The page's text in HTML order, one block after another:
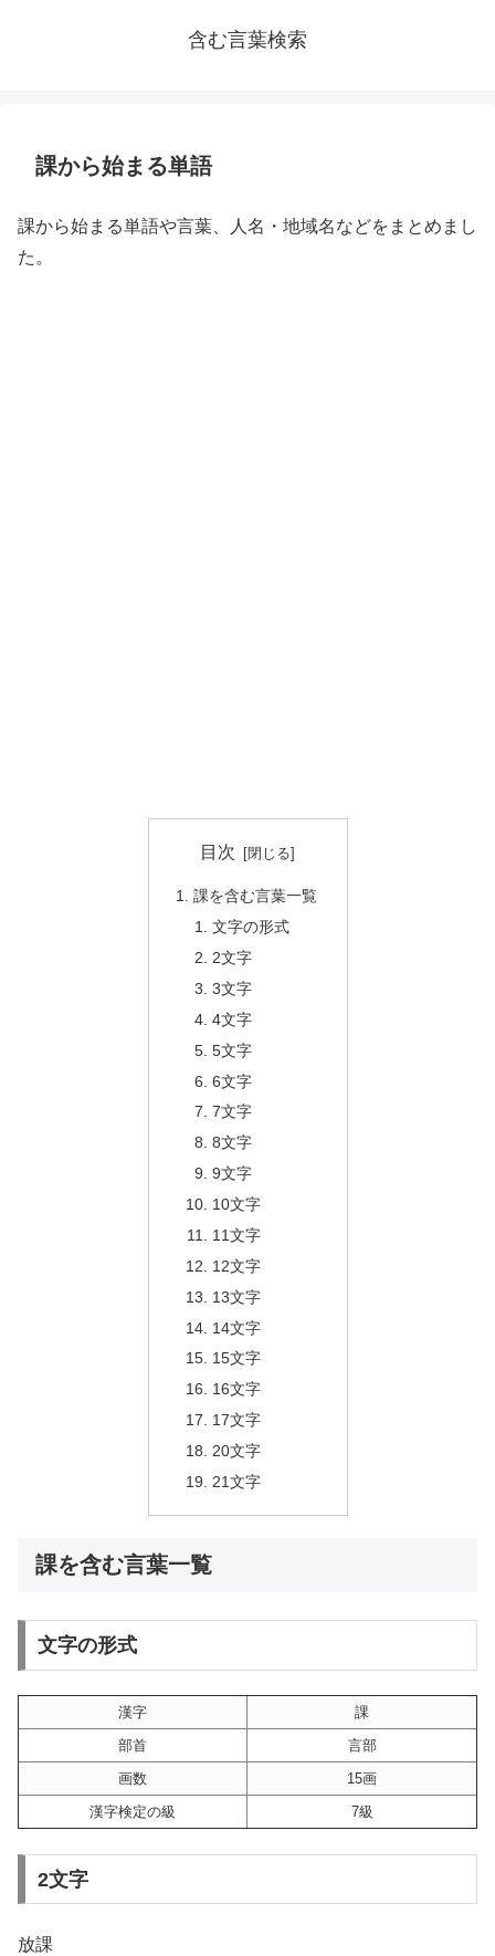
含む言葉検索
課から始まる単語
課から始まる単語や言葉、人名・地域名などをまとめまし
た。
目次
課を含む言葉一覧
文字の形式
2文字
3文字
4文字
5文字
6文字
7文字
8文字
9文字
10文字
11文字
12文字
13文字
14文字
15文字
16文字
17文字
20文字
21文字
課を含む言葉一覧
文字の形式
漢字
課
部首
言部
画数
15画
漢字検定の級
7級
2文字
放課